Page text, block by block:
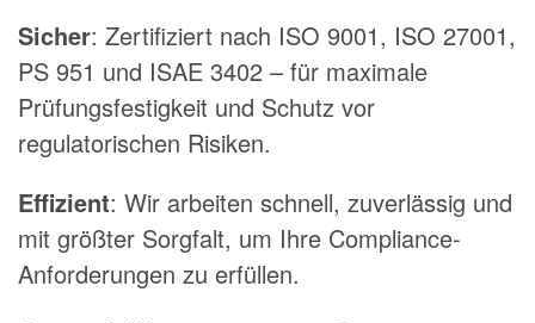
Sicher: Zertifiziert nach ISO 9001, ISO 27001,
PS 951 und ISAE 3402 – für maximale
Prüfungsfestigkeit und Schutz vor
regulatorischen Risiken.
Effizient: Wir arbeiten schnell, zuverlässig und
mit größter Sorgfalt, um Ihre Compliance-
Anforderungen zu erfüllen.